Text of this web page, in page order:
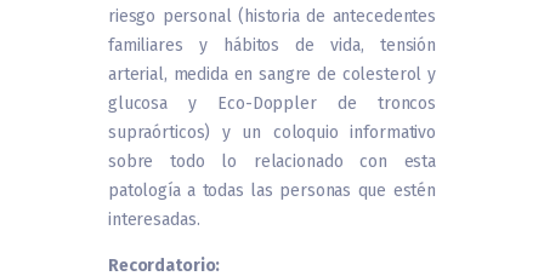
riesgo personal (historia de antecedentes
familiares y hábitos de vida, tensión
arterial, medida en sangre de colesterol y
glucosa y Eco-Doppler de troncos
supraórticos) y un coloquio informativo
sobre todo lo relacionado con esta
patología a todas las personas que estén
interesadas.
Recordatorio: